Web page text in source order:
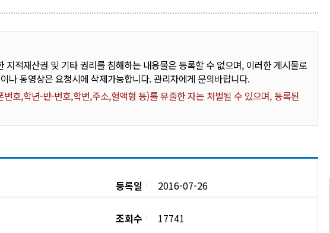
적재산권 및 기타 권리를 침해하는 내용물은 등록할 수 없으며, 이러한 게시물로
나 동영상은 요청시에 삭제가능합니다. 관리자에게 문의바랍니다.
호,학년-반-번호,학번,주소,혈액형 등)를 유출한 자는 처벌될 수 있으며, 등록된
등록일 2016-07-26
조회수 17741